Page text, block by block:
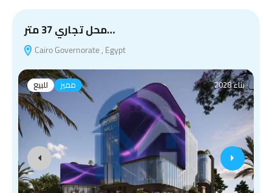
محل تجاري 37 متر…
Cairo Governorate , Egypt
للبيع مميز بناء 2028